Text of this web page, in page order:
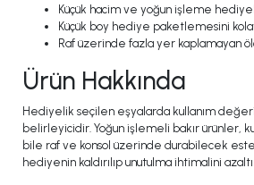
Küçük hacim ve yoğun işleme
Küçük boy hediye paketlemesini
Raf üzerinde fazla yer kaplamayan
Ürün Hakkında
Hediyelik seçilen eşyalarda kullanım
belirleyicidir. Yoğun işlemeli bakır ürünler,
bile raf ve konsol üzerinde durabilecek
hediyenin kaldırılıp unutulma ihtimalini